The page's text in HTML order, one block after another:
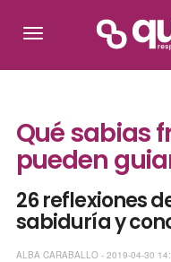
Qué sabias
pueden
26 reflexiones
sabiduría y
ALBA CARABALLO - 2019-04-30